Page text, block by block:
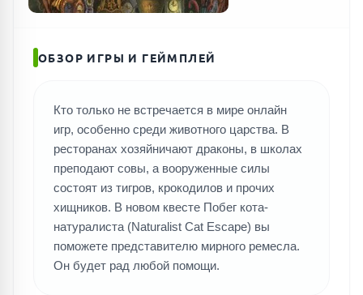
ПОИСК ИГР
ОБЗОР ИГРЫ И ГЕЙМПЛЕЙ
Кто только не встречается в мире онлайн
игр, особенно среди животного царства. В
ресторанах хозяйничают драконы, в школах
преподают совы, а вооруженные силы
состоят из тигров, крокодилов и прочих
хищников. В новом квесте Побег кота-
натуралиста (Naturalist Cat Escape) вы
поможете представителю мирного ремесла.
Он будет рад любой помощи.